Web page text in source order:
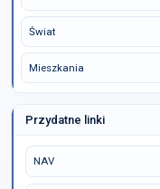
Świat
Mieszkania
Przydatne linki
NAV